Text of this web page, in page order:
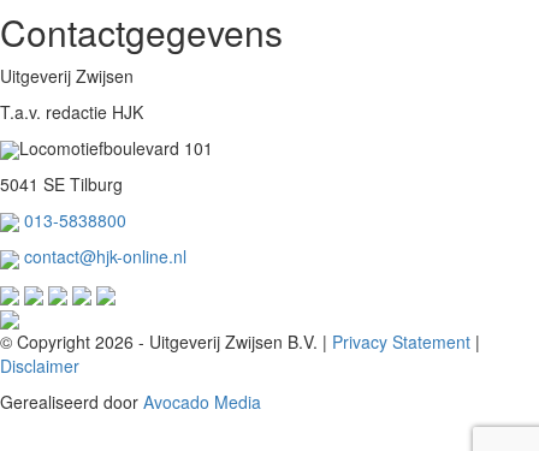
Contactgegevens
Uitgeverij Zwijsen
T.a.v. redactie HJK
Locomotiefboulevard 101
5041 SE Tilburg
013-5838800
contact@hjk-online.nl
© Copyright 2026 - Uitgeverij Zwijsen B.V. | Privacy Statement |
Disclaimer
Gerealiseerd door Avocado Media